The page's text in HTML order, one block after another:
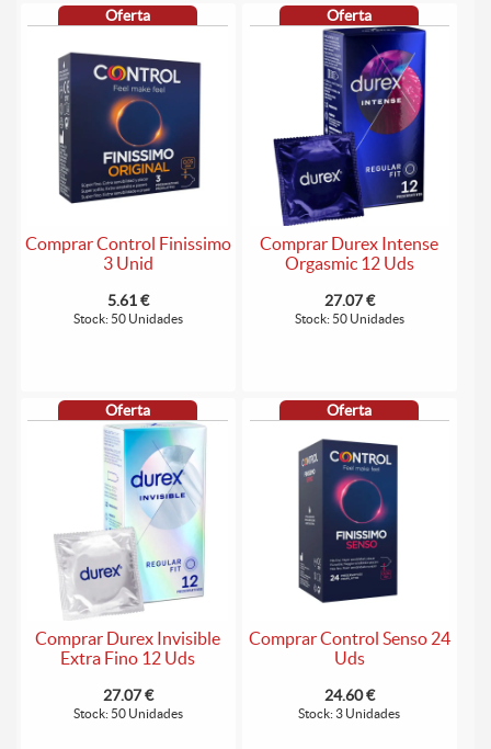
Oferta
Comprar Control Finissimo
3 Unid
5.61 €
Stock: 50 Unidades
Oferta
Comprar Durex Intense
Orgasmic 12 Uds
27.07 €
Stock: 50 Unidades
Oferta
Comprar Durex Invisible
Extra Fino 12 Uds
27.07 €
Stock: 50 Unidades
Oferta
Comprar Control Senso 24
Uds
24.60 €
Stock: 3 Unidades